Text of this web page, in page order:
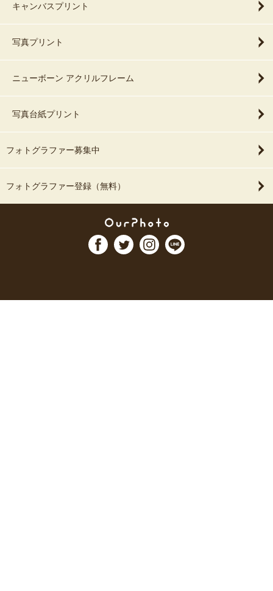
キャンバスプリント
写真プリント
ニューボーン アクリルフレーム
写真台紙プリント
フォトグラファー募集中
フォトグラファー登録（無料）